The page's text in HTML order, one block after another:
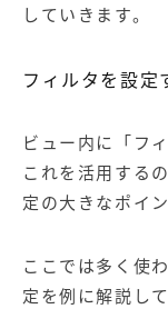
していきます。
フィルタを設定
ビュー内に「フ
これを活用する
定の大きなポイ
ここでは多く使
定を例に解説し